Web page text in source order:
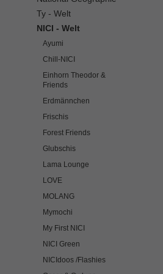
Ty - Welt
NICI - Welt
Ayumi
Chill-NICI
Einhorn Theodor &
Friends
Erdmännchen
Frischis
Forest Friends
Glubschis
Lama Lounge
LOVE
MOLANG
Mymochi
My First NICI
NICI Green
NICIdoos /Flashies